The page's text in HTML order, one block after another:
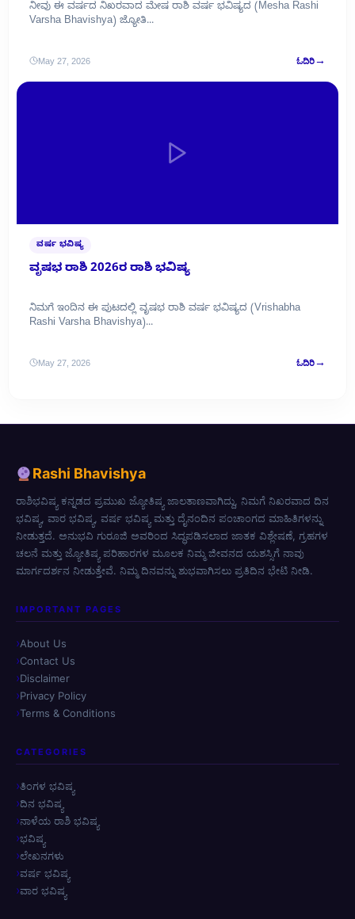
ನೀವು ಈ ವರ್ಷದ ನಿಖರವಾದ ಮೇಷ ರಾಶಿ ವರ್ಷ ಭವಿಷ್ಯದ (Mesha Rashi
Varsha Bhavishya) ಜ್ಯೋತಿ...
May 27, 2026 ಓದಿರಿ→
ವರ್ಷ ಭವಿಷ್ಯ
ವೃಷಭ ರಾಶಿ 2026ರ ರಾಶಿ ಭವಿಷ್ಯ
ನಿಮಗೆ ಇಂದಿನ ಈ ಪುಟದಲ್ಲಿ ವೃಷಭ ರಾಶಿ ವರ್ಷ ಭವಿಷ್ಯದ (Vrishabha
Rashi Varsha Bhavishya)...
May 27, 2026 ಓದಿರಿ→
Rashi Bhavishya
ರಾಶಿಭವಿಷ್ಯ ಕನ್ನಡದ ಪ್ರಮುಖ ಜ್ಯೋತಿಷ್ಯ ಜಾಲತಾಣವಾಗಿದ್ದು, ನಿಮಗೆ ನಿಖರವಾದ ದಿನ
ಭವಿಷ್ಯ, ವಾರ ಭವಿಷ್ಯ, ವರ್ಷ ಭವಿಷ್ಯ ಮತ್ತು ದೈನಂದಿನ ಪಂಚಾಂಗದ ಮಾಹಿತಿಗಳನ್ನು
ನೀಡುತ್ತದೆ. ಅನುಭವಿ ಗುರೂಜಿ ಅವರಿಂದ ಸಿದ್ಧಪಡಿಸಲಾದ ಜಾತಕ ವಿಶ್ಲೇಷಣೆ, ಗ್ರಹಗಳ
ಚಲನೆ ಮತ್ತು ಜ್ಯೋತಿಷ್ಯ ಪರಿಹಾರಗಳ ಮೂಲಕ ನಿಮ್ಮ ಜೀವನದ ಯಶಸ್ಸಿಗೆ ನಾವು
ಮಾರ್ಗದರ್ಶನ ನೀಡುತ್ತೇವೆ. ನಿಮ್ಮ ದಿನವನ್ನು ಶುಭವಾಗಿಸಲು ಪ್ರತಿದಿನ ಭೇಟಿ ನೀಡಿ.
IMPORTANT PAGES
About Us
Contact Us
Disclaimer
Privacy Policy
Terms & Conditions
CATEGORIES
ತಿಂಗಳ ಭವಿಷ್ಯ
ದಿನ ಭವಿಷ್ಯ
ನಾಳೆಯ ರಾಶಿ ಭವಿಷ್ಯ
ಭವಿಷ್ಯ
ಲೇಖನಗಳು
ವರ್ಷ ಭವಿಷ್ಯ
ವಾರ ಭವಿಷ್ಯ